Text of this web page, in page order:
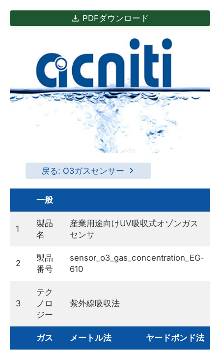
PDFダウンロード
戻る: O3ガスセンサー
一般
1
製品
名
産業用途向けUV吸収式オゾンガス
センサ
2
製品
番号
sensor_o3_gas_concentration_EG-
610
3
テク
ノロ
ジー
紫外線吸収法
ガス メートル法 ヤードポンド法